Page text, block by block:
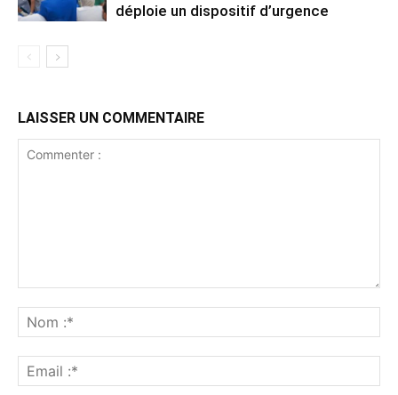
déploie un dispositif d’urgence
LAISSER UN COMMENTAIRE